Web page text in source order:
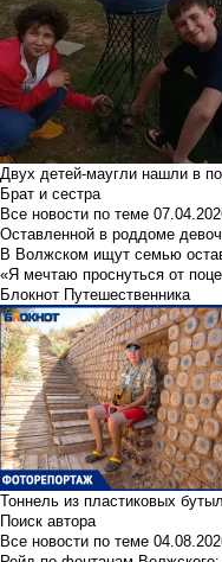
Двух детей-маугли нашли в
Брат и сестра
Все новости по теме
Оставленной в роддоме
В Волжском ищут семью
«Я мечтаю проснуться от
Блокнот Путешественника
Тоннель из пластиковых
Поиск автора
Все новости по теме